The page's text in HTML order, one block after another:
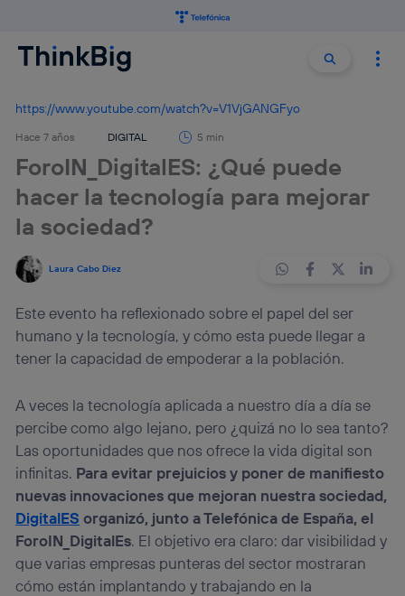
Buscar
https://www.youtube.com/watch?v=V1VjGANGFyo
Hace 7 años DIGITAL 5 min
ForoIN_DigitalES: ¿Qué puede
hacer la tecnología para mejorar
la sociedad?
Laura Cabo Diez
Este evento ha reflexionado sobre el papel del ser
humano y la tecnología, y cómo esta puede llegar a
tener la capacidad de empoderar a la población.
A veces la tecnología aplicada a nuestro día a día se
percibe como algo lejano, pero ¿quizá no lo sea tanto?
Las oportunidades que nos ofrece la vida digital son
infinitas. Para evitar prejuicios y poner de manifiesto
nuevas innovaciones que mejoran nuestra sociedad,
DigitalES organizó, junto a Telefónica de España, el
ForoIN_DigitalEs. El objetivo era claro: dar visibilidad y
que varias empresas punteras del sector mostraran
cómo están implantando y trabajando en la